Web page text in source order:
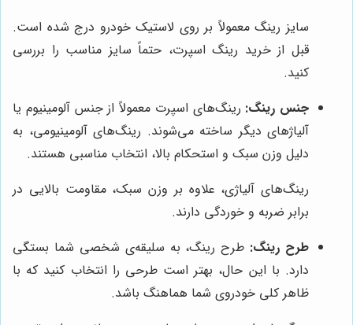
سایز رینگ معمولاً بر روی لاستیک خودرو درج شده است.
قبل از خرید رینگ اسپرت، حتماً سایز مناسب را بررسی
کنید.
جنس رینگ: رینگ‌های اسپرت معمولاً از جنس آلومینیوم یا
آلیاژهای دیگر ساخته می‌شوند. رینگ‌های آلومینیومی، به
دلیل وزن سبک و استحکام بالا، انتخاب مناسبی هستند.
رینگ‌های آلیاژی، علاوه بر وزن سبک، مقاومت بالایی در
برابر ضربه و خوردگی دارند.
طرح رینگ: طرح رینگ، به سلیقه‌ی شخصی شما بستگی
دارد. با این حال، بهتر است طرحی را انتخاب کنید که با
ظاهر کلی خودروی شما هماهنگ باشد.